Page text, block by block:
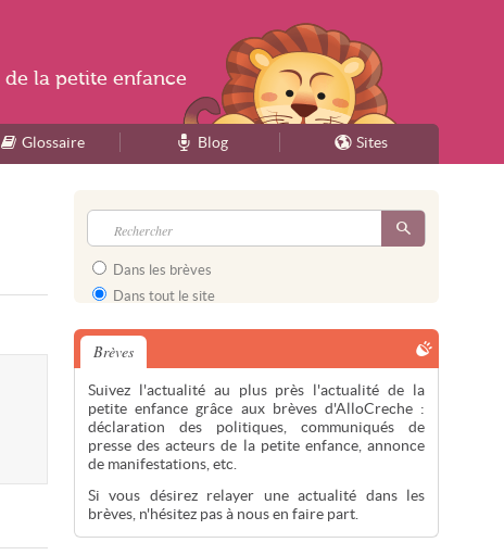
Glossaire Blog Sites
Dans les brèves
Dans tout le site
Brèves
Suivez l'actualité au plus près l'actualité de la
petite enfance grâce aux brèves d'AlloCreche :
déclaration des politiques, communiqués de
presse des acteurs de la petite enfance, annonce
de manifestations, etc.
Si vous désirez relayer une actualité dans les
brèves, n'hésitez pas à nous en faire part.
de la petite enfance